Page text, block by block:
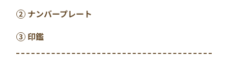
ナンバープレート
印鑑